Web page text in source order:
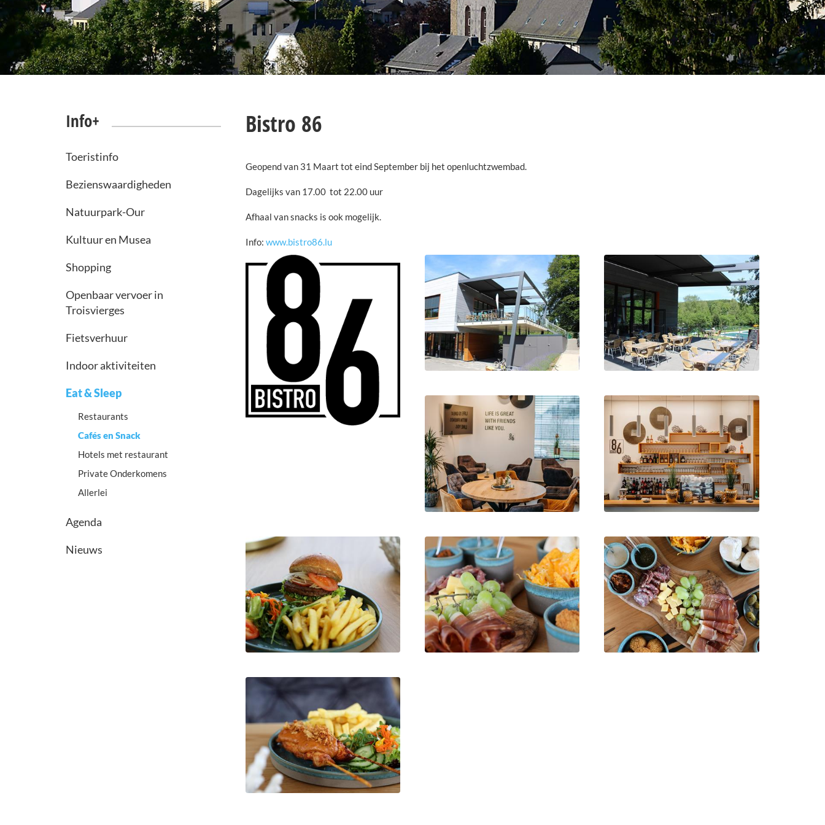
Info+
Toeristinfo
Bezienswaardigheden
Natuurpark-Our
Kultuur en Musea
Shopping
Openbaar vervoer in
Troisvierges
Fietsverhuur
Indoor aktiviteiten
Eat & Sleep
Restaurants
Cafés en Snack
Hotels met restaurant
Private Onderkomens
Allerlei
Agenda
Nieuws
Bistro 86
Geopend van 31 Maart tot eind September bij het openluchtzwembad.
Dagelijks van 17.00 tot 22.00 uur
Afhaal van snacks is ook mogelijk.
Info: www.bistro86.lu